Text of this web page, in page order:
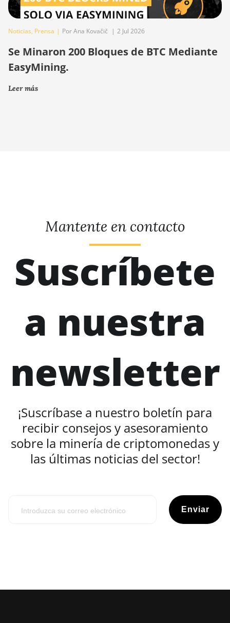
Noticias, Prensa | Por Ana Kovačič | 2 Jul 2026
Se Minaron 200 Bloques de BTC Mediante
EasyMining.
Leer más
Mantente en contacto
Suscríbete
a nuestra
newsletter
¡Suscríbase a nuestro boletín para
recibir consejos y asesoramiento
sobre la minería de criptomonedas y
las últimas noticias del sector!
Enviar